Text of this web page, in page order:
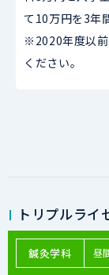
て10万円を3年
※2020年度以前
ください。
トリプルライ
鍼灸学科 昼